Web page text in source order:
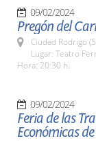
09/02/2024
Pregón del
Ciudad Rodrigo
Lugar: Teatro
Hora: 20:30 h.
09/02/2024
Feria de las
Económicas